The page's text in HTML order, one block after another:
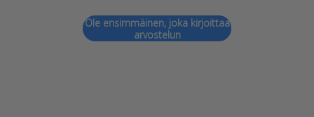
Ole ensimmäinen, joka kirjoittaa
arvostelun